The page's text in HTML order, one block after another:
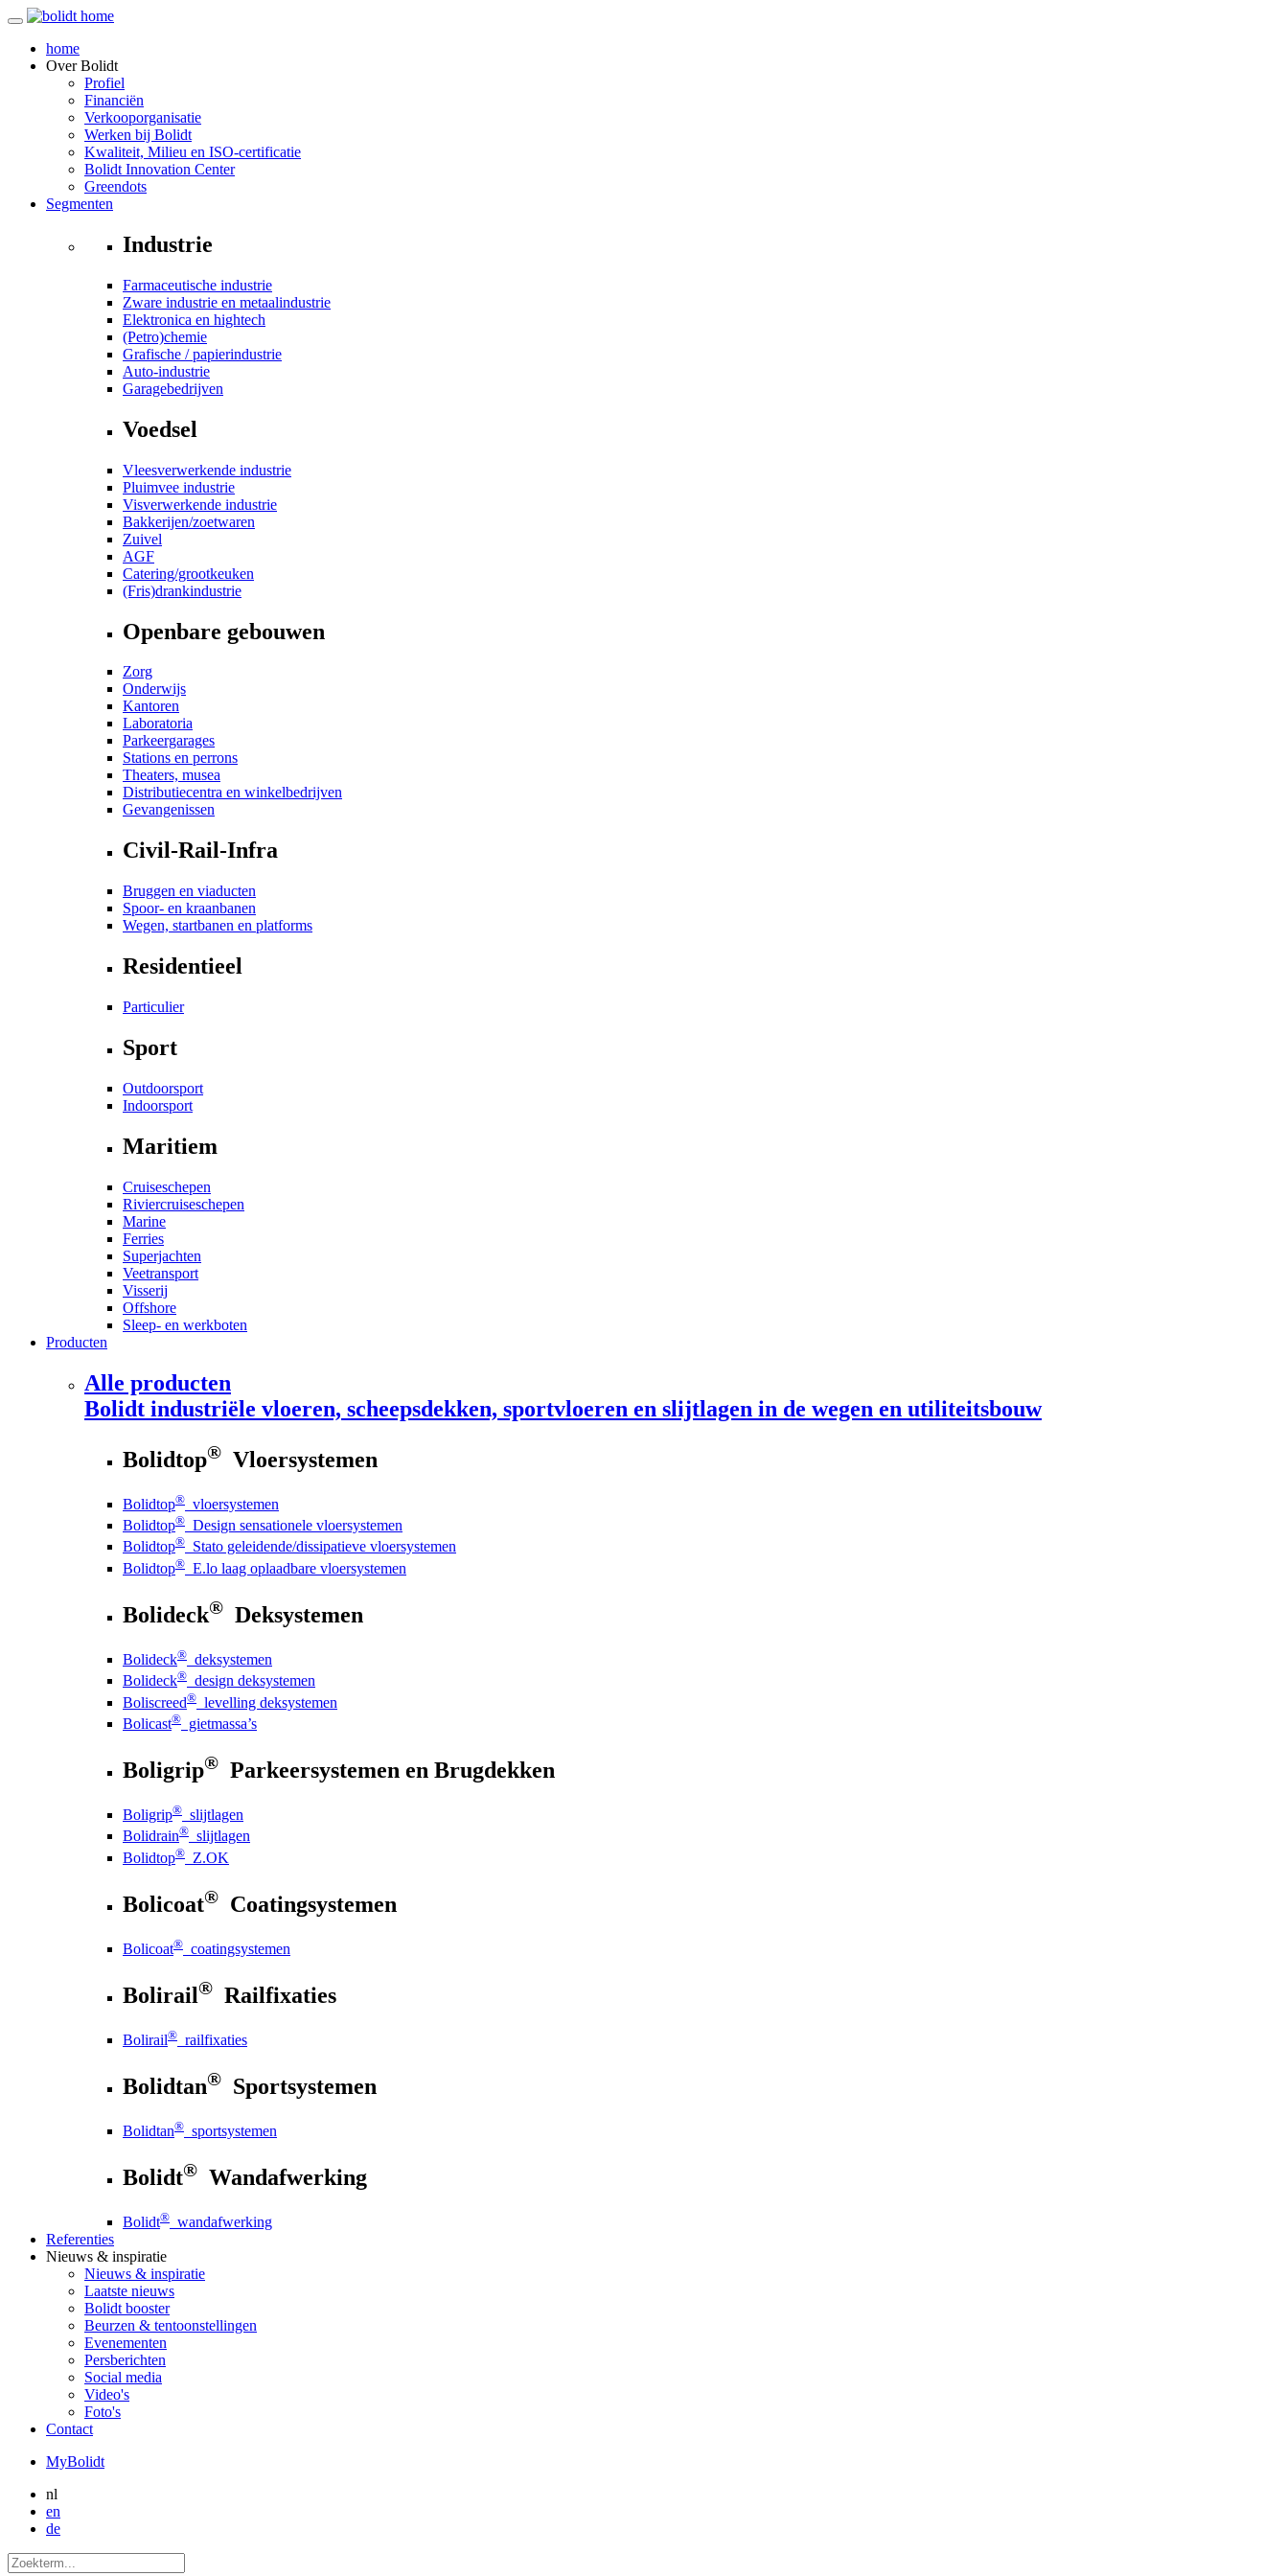
home
OverBolidt
Profiel
Financiën
Verkooporganisatie
Werken bij Bolidt
Kwaliteit, Milieu en ISO-certificatie
Bolidt Innovation Center
Greendots
Segmenten
Industrie
Farmaceutische industrie
Zware industrie en metaalindustrie
Elektronica en hightech
(Petro)chemie
Grafische / papierindustrie
Auto-industrie
Garagebedrijven
Voedsel
Vleesverwerkende industrie
Pluimvee industrie
Visverwerkende industrie
Bakkerijen/zoetwaren
Zuivel
AGF
Catering/grootkeuken
(Fris)drankindustrie
Openbare gebouwen
Zorg
Onderwijs
Kantoren
Laboratoria
Parkeergarages
Stations en perrons
Theaters, musea
Distributiecentra en winkelbedrijven
Gevangenissen
Civil-Rail-Infra
Bruggen en viaducten
Spoor- en kraanbanen
Wegen, startbanen en platforms
Residentieel
Particulier
Sport
Outdoorsport
Indoorsport
Maritiem
Cruiseschepen
Riviercruiseschepen
Marine
Ferries
Superjachten
Veetransport
Visserij
Offshore
Sleep- en werkboten
Producten
Alle producten
Bolidt industriële vloeren, scheepsdekken, sportvloeren en slijtlagen in de wegen en utiliteitsbouw
Bolidtop® Vloersystemen
Bolidtop® vloersystemen
Bolidtop® Design sensationele vloersystemen
Bolidtop® Stato geleidende/dissipatieve vloersystemen
Bolidtop® E.lo laag oplaadbare vloersystemen
Bolideck® Deksystemen
Bolideck® deksystemen
Bolideck® design deksystemen
Boliscreed® levelling deksystemen
Bolicast® gietmassa’s
Boligrip® Parkeersystemen en Brugdekken
Boligrip® slijtlagen
Bolidrain® slijtlagen
Bolidtop® Z.OK
Bolicoat® Coatingsystemen
Bolicoat® coatingsystemen
Bolirail® Railfixaties
Bolirail® railfixaties
Bolidtan® Sportsystemen
Bolidtan® sportsystemen
Bolidt® Wandafwerking
Bolidt® wandafwerking
Referenties
Nieuws & inspiratie
Nieuws & inspiratie
Laatste nieuws
Bolidt booster
Beurzen & tentoonstellingen
Evenementen
Persberichten
Social media
Video's
Foto's
Contact
MyBolidt
nl
en
de